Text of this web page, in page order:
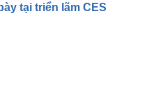
tại triển lãm CES